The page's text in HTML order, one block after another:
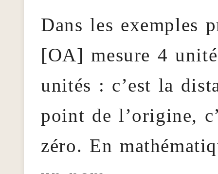
Dans les exemples
[OA] mesure 4
unités : c’est la
point de l’origine,
zéro. En